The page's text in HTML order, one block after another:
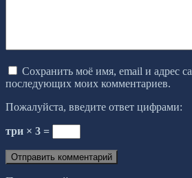
Сохранить моё имя, email и адрес
последующих моих комментариев.
Пожалуйста, введите ответ цифрами:
три × 3 =